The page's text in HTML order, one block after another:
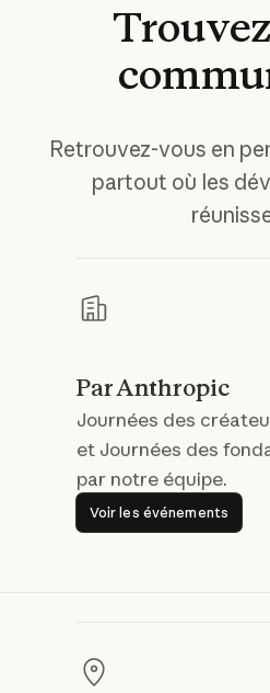
Trouvez
Retrouvez-vous en
partout où les
Par Anthropic
Journées des
et Journées des
par notre équipe.
Voir les événements
Voir les